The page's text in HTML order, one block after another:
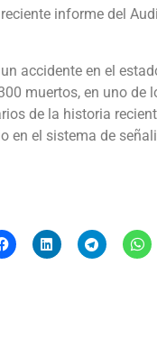
informe del
accidente en el
muertos, en uno de
de la historia
en el sistema de